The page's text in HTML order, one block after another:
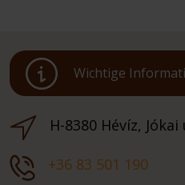
Wichtige
H-8380 Hévíz, Jókai
+36 83 501 190